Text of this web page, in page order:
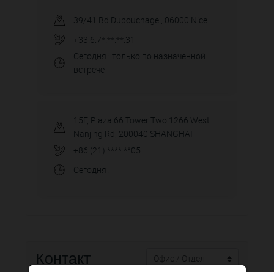
39/41 Bd Dubouchage 06000 Nice
+33.6.7*.**.**.31
Сегодня : только по назначенной
встрече
15F, Plaza 66 Tower Two 1266 West
Nanjing Rd 200040 SHANGHAI
+86 (21) **** **05
Сегодня :
Контакт